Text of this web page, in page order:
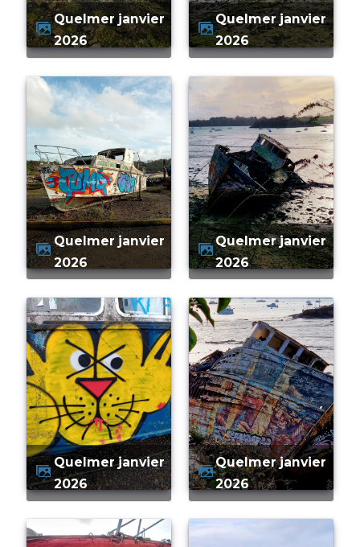
quelmer janvier
2026
quelmer janvier
2026
quelmer janvier
2026
quelmer janvier
2026
quelmer janvier
2026
quelmer janvier
2026